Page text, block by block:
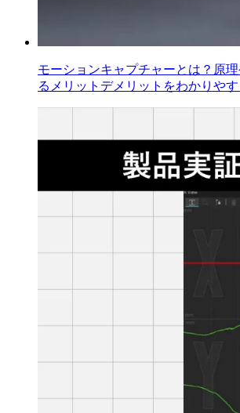
モーションキャプチャーとは？原
るメリットデメリットをわかりや